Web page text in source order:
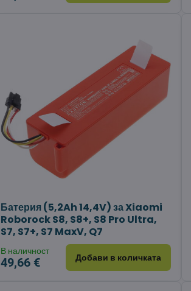
Батерия (5,2Ah 14,4V) за Xiaomi
Roborock S8, S8+, S8 Pro Ultra,
S7, S7+, S7 MaxV, Q7
В наличност
49,66 € Добави в количката